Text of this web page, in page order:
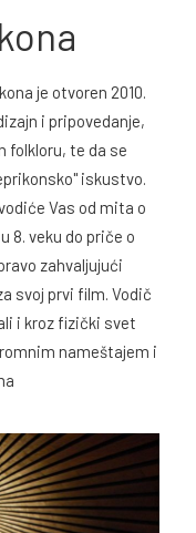
je otvoren 2010.
i pripovedanje,
folkloru, te da se
iskustvo.
Vas od mita o
8. veku do priče o
zahvaljujući
svoj prvi film. Vodič
i kroz fizički svet
nameštajem i